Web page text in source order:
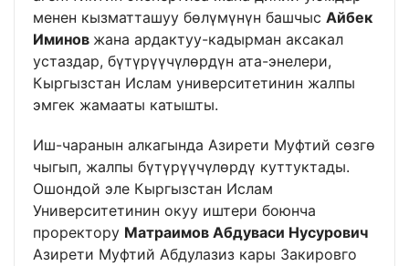
менен кызматташуу бөлүмүнүн башчыс Айбек
Иминов жана ардактуу-кадырман аксакал
устаздар, бүтүрүүчүлөрдүн ата-энелери,
Кыргызстан Ислам университетинин жалпы
эмгек жамааты катышты.
Иш-чаранын алкагында Азирети Муфтий сөзгө
чыгып, жалпы бүтүрүүчүлөрдү куттуктады.
Ошондой эле Кыргызстан Ислам
Университетинин окуу иштери боюнча
проректору Матраимов Абдуваси Нусурович
Азирети Муфтий Абдулазиз кары Закировго